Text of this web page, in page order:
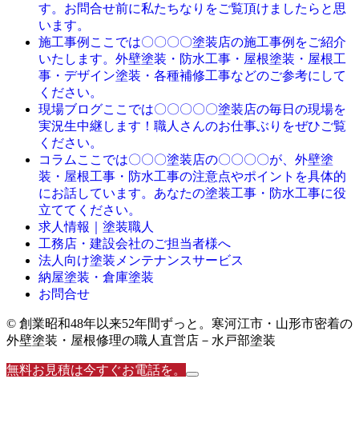
す。お問合せ前に私たちなりをご覧頂けましたらと思
います。
施工事例 ここでは〇〇〇〇塗装店の施工事例をご紹介
いたします。外壁塗装・防水工事・屋根塗装・屋根工
事・デザイン塗装・各種補修工事などのご参考にして
ください。
現場ブログここでは〇〇〇〇〇塗装店の毎日の現場を
実況生中継します！職人さんのお仕事ぶりをぜひご覧
ください。
コラム ここでは〇〇〇塗装店の〇〇〇〇が、外壁塗
装・屋根工事・防水工事の注意点やポイントを具体的
にお話しています。あなたの塗装工事・防水工事に役
立ててください。
求人情報｜塗装職人
工務店・建設会社のご担当者様へ
法人向け塗装メンテナンスサービス
納屋塗装・倉庫塗装
お問合せ
© 創業昭和48年以来52年間ずっと。寒河江市・山形市密着の
外壁塗装・屋根修理の職人直営店－水戸部塗装
無料お見積は今すぐお電話を。